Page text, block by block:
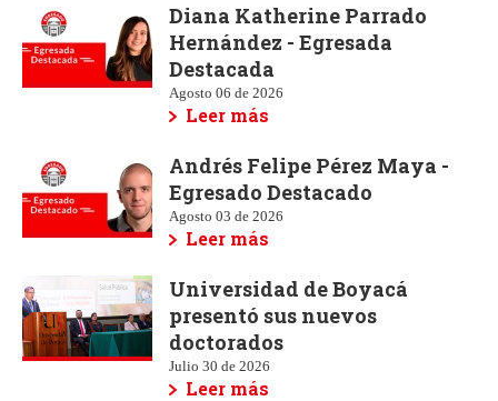
Diana Katherine Parrado
Hernández - Egresada
Destacada
Agosto 06 de 2026
Leer más
Andrés Felipe Pérez Maya -
Egresado Destacado
Agosto 03 de 2026
Leer más
Universidad de Boyacá
presentó sus nuevos
doctorados
Julio 30 de 2026
Leer más